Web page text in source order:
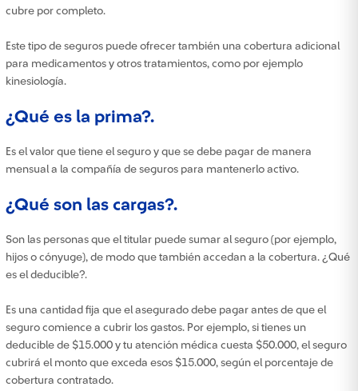
cubre por completo.
Este tipo de seguros puede ofrecer también una cobertura adicional
para medicamentos y otros tratamientos, como por ejemplo
kinesiología.
¿Qué es la prima?.
Es el valor que tiene el seguro y que se debe pagar de manera
mensual a la compañía de seguros para mantenerlo activo.
¿Qué son las cargas?.
Son las personas que el titular puede sumar al seguro (por ejemplo,
hijos o cónyuge), de modo que también accedan a la cobertura. ¿Qué
es el deducible?.
Es una cantidad fija que el asegurado debe pagar antes de que el
seguro comience a cubrir los gastos. Por ejemplo, si tienes un
deducible de $15.000 y tu atención médica cuesta $50.000, el seguro
cubrirá el monto que exceda esos $15.000, según el porcentaje de
cobertura contratado.